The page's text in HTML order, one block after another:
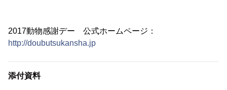
2017動物感謝デー 公式ホームページ：
http://doubutsukansha.jp
添付資料